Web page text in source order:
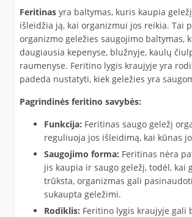
Feritinasyra baltymas, kuris kaupia
išleidžia ją, kai organizmui jos reikia. Tai
organizmo geležies saugojimo baltymas,
daugiausia kepenyse, blužnyje, kaulų
raumenyse. Feritino lygis kraujyje yra
padeda nustatyti, kiek geležies yra
Pagrindinės feritino savybės:
Funkcija: Feritinas saugo geležį
reguliuoja jos išleidimą, kai kūnas
Saugojimo forma: Feritinas nėra
jis kaupia ir saugo geležį, todėl, kai
trūksta, organizmas gali
sukaupta geležimi.
Rodiklis: Feritino lygis kraujyje gali